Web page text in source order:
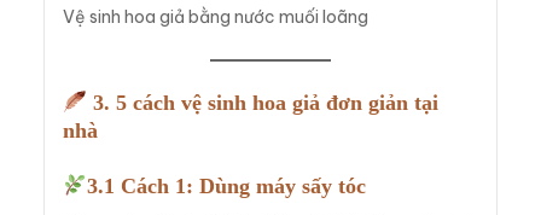
Vệ sinh hoa giả bằng nước muối loãng
3. 5 cách vệ sinh hoa giả đơn giản tại
nhà
3.1 Cách 1: Dùng máy sấy tóc